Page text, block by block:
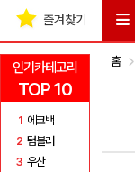
인기카테고리
TOP 10
1 에코백
2 텀블러
3 우산
즐겨찾기
홈